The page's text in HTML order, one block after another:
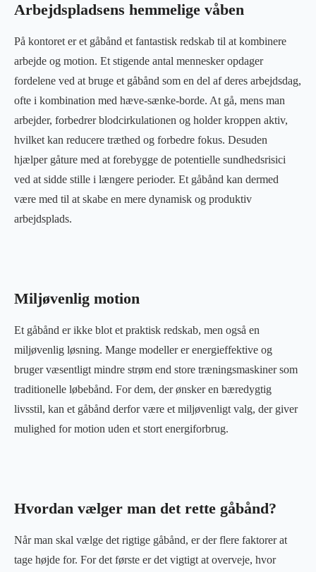
Arbejdspladsens hemmelige våben
På kontoret er et gåbånd et fantastisk redskab til at kombinere
arbejde og motion. Et stigende antal mennesker opdager
fordelene ved at bruge et gåbånd som en del af deres arbejdsdag,
ofte i kombination med hæve-sænke-borde. At gå, mens man
arbejder, forbedrer blodcirkulationen og holder kroppen aktiv,
hvilket kan reducere træthed og forbedre fokus. Desuden
hjælper gåture med at forebygge de potentielle sundhedsrisici
ved at sidde stille i længere perioder. Et gåbånd kan dermed
være med til at skabe en mere dynamisk og produktiv
arbejdsplads.
Miljøvenlig motion
Et gåbånd er ikke blot et praktisk redskab, men også en
miljøvenlig løsning. Mange modeller er energieffektive og
bruger væsentligt mindre strøm end store træningsmaskiner som
traditionelle løbebånd. For dem, der ønsker en bæredygtig
livsstil, kan et gåbånd derfor være et miljøvenligt valg, der giver
mulighed for motion uden et stort energiforbrug.
Hvordan vælger man det rette gåbånd?
Når man skal vælge det rigtige gåbånd, er der flere faktorer at
tage højde for. For det første er det vigtigt at overveje, hvor